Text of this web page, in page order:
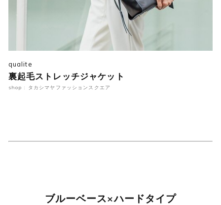
qualite
裏起毛ストレッチジャケット
shop : タカシマヤファッションスクエア
ブルーベース×ハードタイプ